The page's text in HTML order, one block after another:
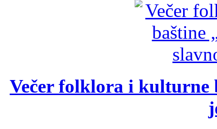
Večer folklora i kulturne